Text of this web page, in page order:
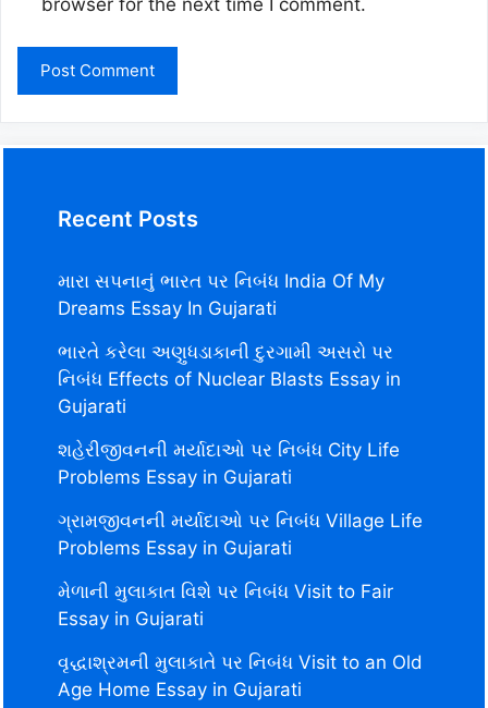
browser for the next time I comment.
Recent Posts
મારા સપનાનું ભારત પર નિબંધ India Of My
Dreams Essay In Gujarati
ભારતે કરેલા અણુધડાકાની દુરગામી અસરો પર
નિબંધ Effects of Nuclear Blasts Essay in
Gujarati
શહેરીજીવનની મર્યાદાઓ પર નિબંધ City Life
Problems Essay in Gujarati
ગ્રામજીવનની મર્યાદાઓ પર નિબંધ Village Life
Problems Essay in Gujarati
મેળાની મુલાકાત વિશે પર નિબંધ Visit to Fair
Essay in Gujarati
વૃદ્ધાશ્રમની મુલાકાતે પર નિબંધ Visit to an Old
Age Home Essay in Gujarati